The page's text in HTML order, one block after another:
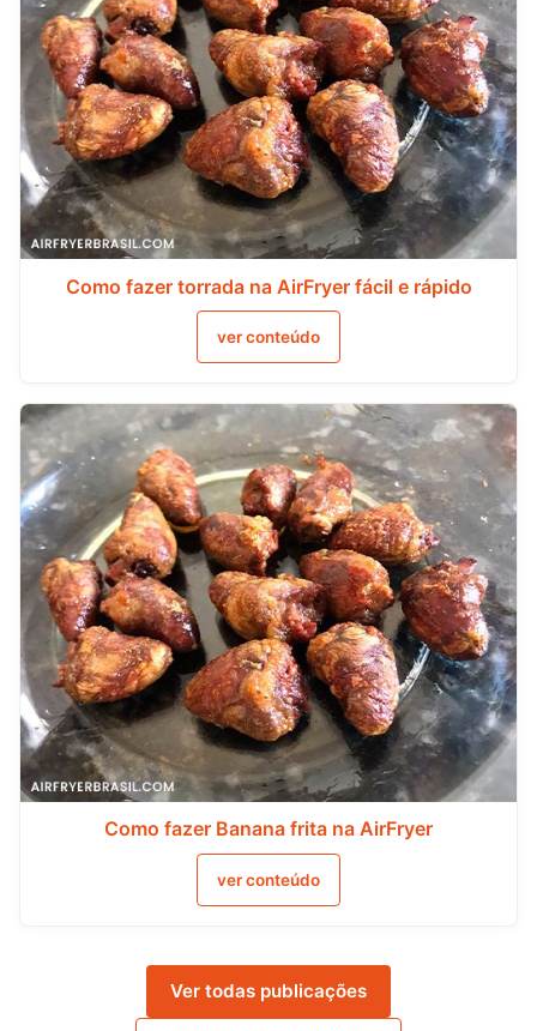
Como fazer torrada na AirFryer fácil e rápido
ver conteúdo
Como fazer Banana frita na AirFryer
ver conteúdo
Ver todas publicações